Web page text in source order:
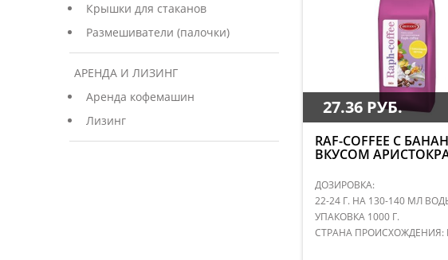
Крышки для стаканов
Размешиватели (палочки)
АРЕНДА И ЛИЗИНГ
Аренда кофемашин
Лизинг
27.36 РУБ.
RAF-COFFEE С
ВКУСОМ
ДОЗИРОВКА:
22-24 Г. НА 130-140 МЛ
УПАКОВКА 1000 Г.
СТРАНА ПРОИСХОЖДЕНИЯ: